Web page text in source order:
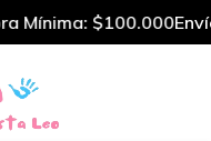
Mínima: $100.000